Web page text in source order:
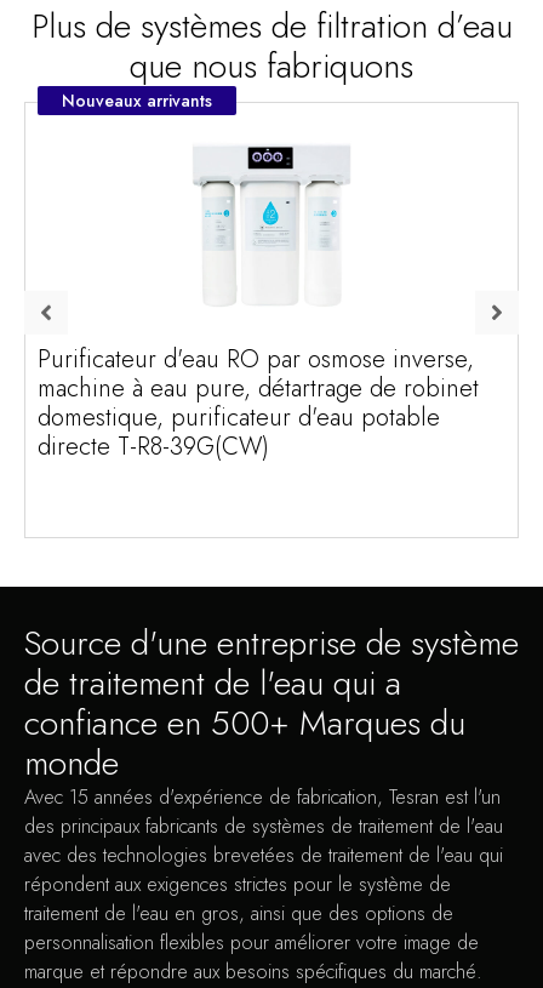
Plus de systèmes de filtration d’eau
que nous fabriquons
Nouveaux arrivants
Purificateur d'eau RO par osmose inverse,
machine à eau pure, détartrage de robinet
domestique, purificateur d'eau potable
directe T-R8-39G(CW)
Source d'une entreprise de système
de traitement de l'eau qui a
confiance en 500+ Marques du
monde
Avec 15 années d'expérience de fabrication, Tesran est l'un
des principaux fabricants de systèmes de traitement de l'eau
avec des technologies brevetées de traitement de l'eau qui
répondent aux exigences strictes pour le système de
traitement de l'eau en gros, ainsi que des options de
personnalisation flexibles pour améliorer votre image de
marque et répondre aux besoins spécifiques du marché.